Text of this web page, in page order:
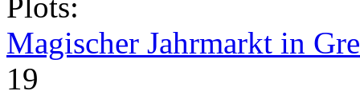
Magischer Jahrmarkt in
19